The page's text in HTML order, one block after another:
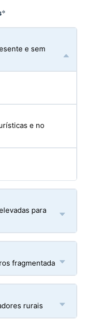
*
e sem
e no
para
fragmentada
rurais